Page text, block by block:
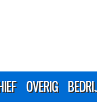
OVERIG